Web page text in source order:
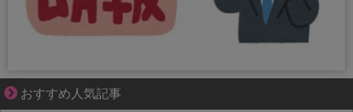
おすすめ人気記事
ぜんぶ私が中心、そう思われたくないのに